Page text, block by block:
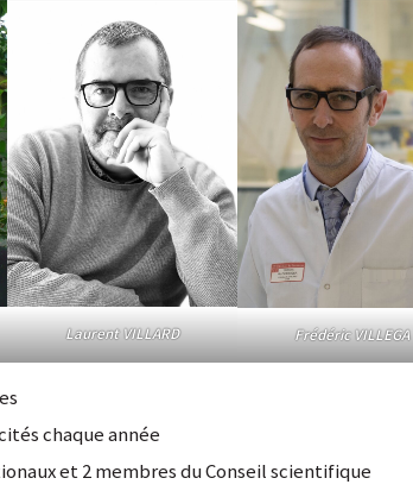
Laurent VILLARD Frédéric VILLEGA
chaque année
et 2 membres du Conseil scientifique